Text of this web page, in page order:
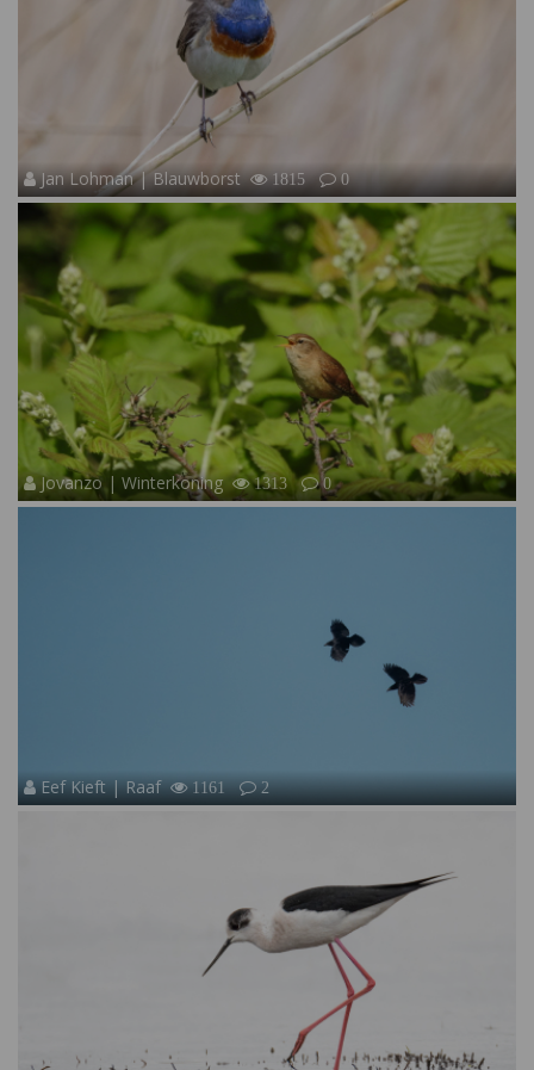
Jan Lohman | Blauwborst 1815 0
Jovanzo | Winterkoning 1313 0
Eef Kieft | Raaf 1161 2